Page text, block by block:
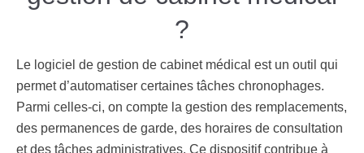
?
Le l ogiciel de gestion de cabinet médical est un outil qui
permet d’automatiser certaines tâches chronophages.
Parmi celles-ci, on compte la gestion des remplacements,
des permanences de garde, des horaires de consultation
et des tâches administratives. Ce dispositif contribue à